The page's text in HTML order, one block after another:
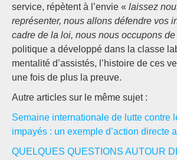
service, répètent à l’envie « laissez
représenter, nous allons défendre vos
cadre de la loi, nous nous occupons de
politique a développé dans la classe
mentalité d’assistés, l’histoire de ces
une fois de plus la preuve.
Autre articles sur le même sujet :
Semaine internationale de lutte contre
impayés : un exemple d’action directe
QUELQUES QUESTIONS AUTOUR